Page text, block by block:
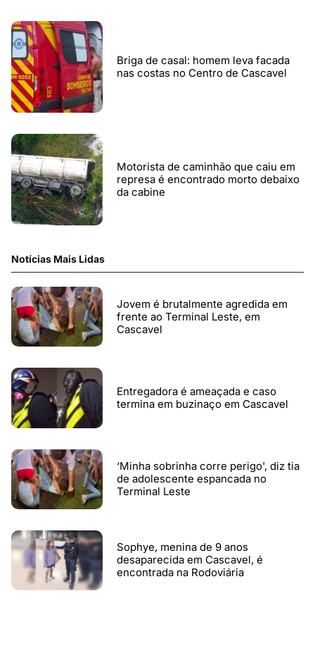
Briga de casal: homem leva facada
nas costas no Centro de Cascavel
Motorista de caminhão que caiu em
represa é encontrado morto debaixo
da cabine
Notícias Mais Lidas
Jovem é brutalmente agredida em
frente ao Terminal Leste, em
Cascavel
Entregadora é ameaçada e caso
termina em buzinaço em Cascavel
‘Minha sobrinha corre perigo', diz tia
de adolescente espancada no
Terminal Leste
Sophye, menina de 9 anos
desaparecida em Cascavel, é
encontrada na Rodoviária